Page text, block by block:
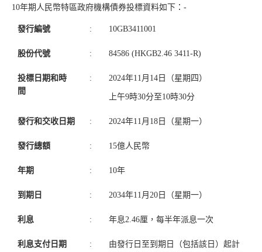
10年期人民幣特區政府機構債券投標資料如下：-
發行編號 : 10GB3411001
股份代號 : 84586 (HKGB2.46 3411-R)
投標日期和時
間
: 2024年11月14日（星期四）
上午9時30分至10時30分
發行和交收日期 : 2024年11月18日（星期一）
發行總額 : 15億人民幣
年期 : 10年
到期日 : 2034年11月20日（星期一）
利息 : 年息2.46厘，每半年派息一次
利息支付日期 :
由發行日至到期日（包括該日）起計